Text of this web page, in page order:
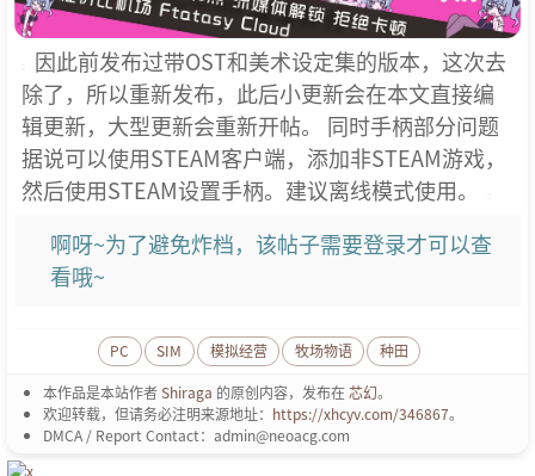
因此前发布过带OST和美术设定集的版本，这次去
除了，所以重新发布，此后小更新会在本文直接编
辑更新，大型更新会重新开帖。 同时手柄部分问题
据说可以使用STEAM客户端，添加非STEAM游戏，
然后使用STEAM设置手柄。建议离线模式使用。
啊呀~为了避免炸档，该帖子需要登录才可以查
看哦~
PC SIM 模拟经营 牧场物语 种田
本作品是本站作者Shiraga 的原创内容，发布在芯幻。
欢迎转载，但请务必注明来源地址： https://xhcyv.com/346867。
DMCA / Report Contact：admin@neoacg.com